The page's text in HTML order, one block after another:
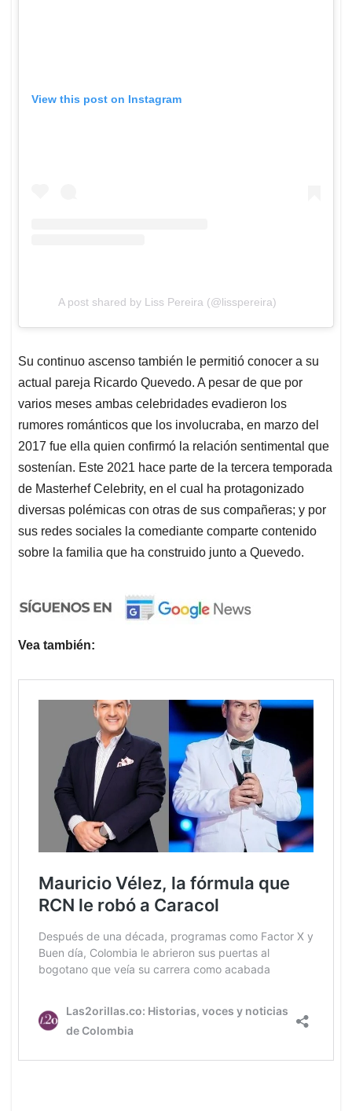
View this post on Instagram
A post shared by Liss Pereira (@lisspereira)
Su continuo ascenso también le permitió conocer a su
actual pareja Ricardo Quevedo. A pesar de que por
varios meses ambas celebridades evadieron los
rumores románticos que los involucraba, en marzo del
2017 fue ella quien confirmó la relación sentimental que
sostenían. Este 2021 hace parte de la tercera temporada
de Masterhef Celebrity, en el cual ha protagonizado
diversas polémicas con otras de sus compañeras; y por
sus redes sociales la comediante comparte contenido
sobre la familia que ha construido junto a Quevedo.
Vea también: